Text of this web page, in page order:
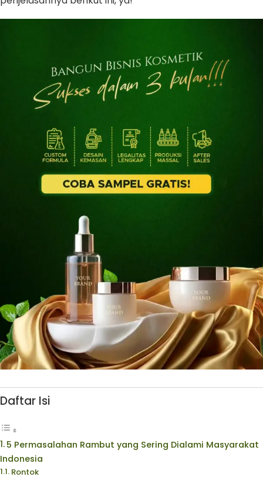
Daftar Isi
5 Permasalahan Rambut yang Sering Dialami Masyarakat
Indonesia
Rontok